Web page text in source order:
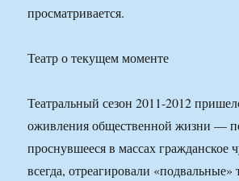
просматривается.
Театр о текущем моменте
Театральный сезон 2011-2012
оживления общественной жизни —
проснувшееся в массах гражданское
всегда, отреагировали